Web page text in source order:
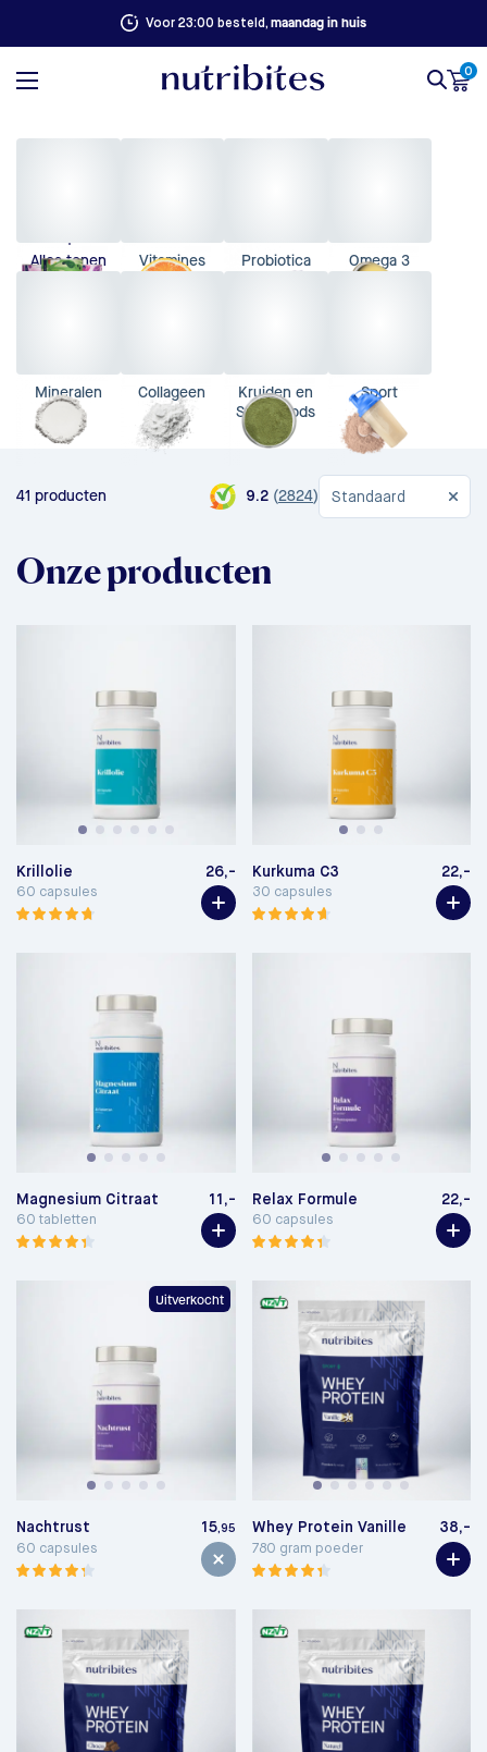
100% succesgarantie. Niet goed, geld terug
0
Alles tonen Vitamines Probiotica Omega 3
Mineralen Collageen
Kruiden en
Superfoods
Sport
41 producten 9.2 (2824) Standaard
Onze producten
Krillolie 26,-
60 capsules
Kurkuma C3 22,-
30 capsules
Magnesium Citraat 11,-
60 tabletten
Relax Formule 22,-
60 capsules
Uitverkocht
Nachtrust 15,95
60 capsules
Whey Protein Vanille 38,-
780 gram poeder